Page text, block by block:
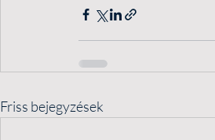
Friss bejegyzések